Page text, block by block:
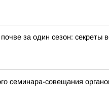
за один сезон: секреты
семинара-совещания